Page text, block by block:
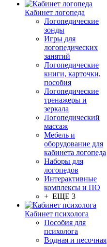
Кабинет логопеда
Логопедические
зонды
Игры для
логопедических
занятий
Логопедические
книги, карточки,
пособия
Логопедические
тренажеры и
зеркала
Логопедический
массаж
Мебель и
оборудование для
кабинета логопеда
Наборы для
логопедов
Интерактивные
комплексы и ПО
+ ЕЩЕ 3
Кабинет психолога
Пособия для
психолога
Водная и песочная